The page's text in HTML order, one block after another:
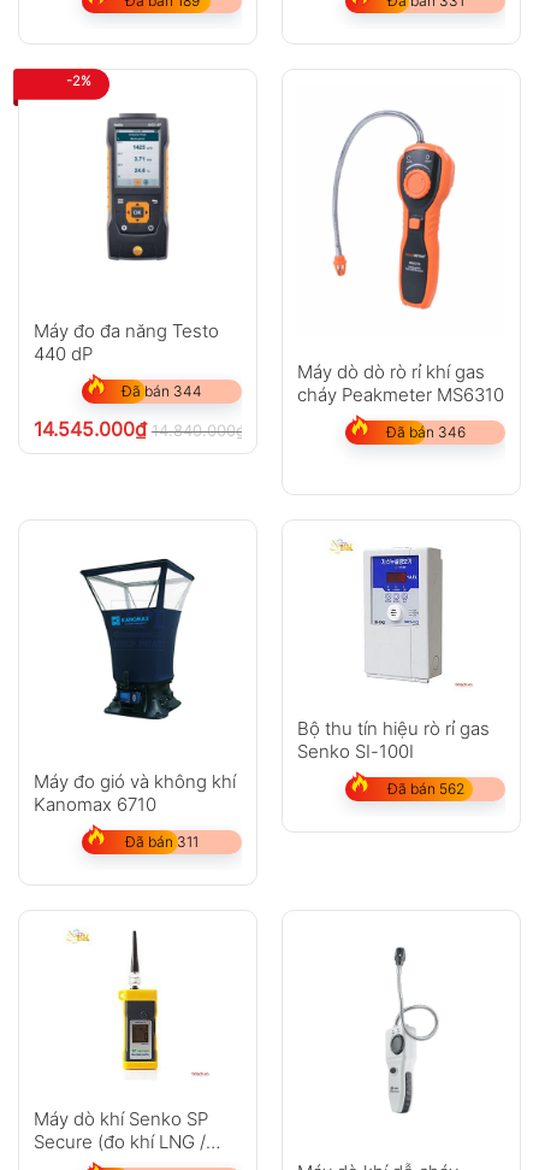
-2%
Máy đo đa năng Testo
440 dP
Đã bán 344
14.545.000₫ 14.840.000₫
Máy dò dò rò rỉ khí gas
cháy Peakmeter MS6310
Đã bán 346
Máy đo gió và không khí
Kanomax 6710
Đã bán 311
Bộ thu tín hiệu rò rỉ gas
Senko SI-100I
Đã bán 562
Máy dò khí Senko SP
Secure (đo khí LNG /
LPG,H2,Xylen)